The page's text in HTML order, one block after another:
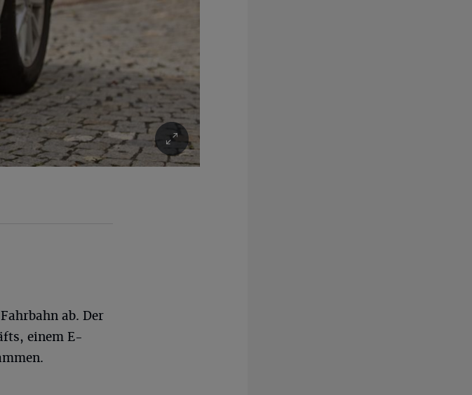
ab. Der
einem E-